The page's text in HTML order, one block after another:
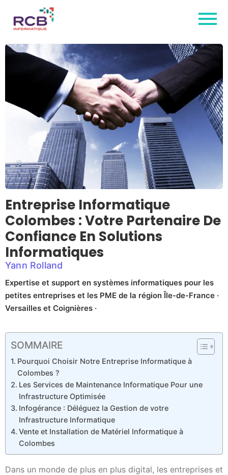
Entreprise Informatique
Colombes : Votre Partenaire De
Confiance En Solutions
Informatiques
Yann Rolland
Expertise et support en systèmes informatiques pour les
petites entreprises et les PME de la région Île-de-France ·
Versailles et Coignières ·
SOMMAIRE
Pourquoi Choisir Notre Entreprise Informatique à
Colombes ?
Les Services de Maintenance Informatique Pour une
Infrastructure Optimisée
Infogérance : Déléguez la Gestion de votre
Infrastructure Informatique
Vente et Installation de Matériel Informatique à
Colombes
Dans un monde de plus en plus digital, les entreprises et